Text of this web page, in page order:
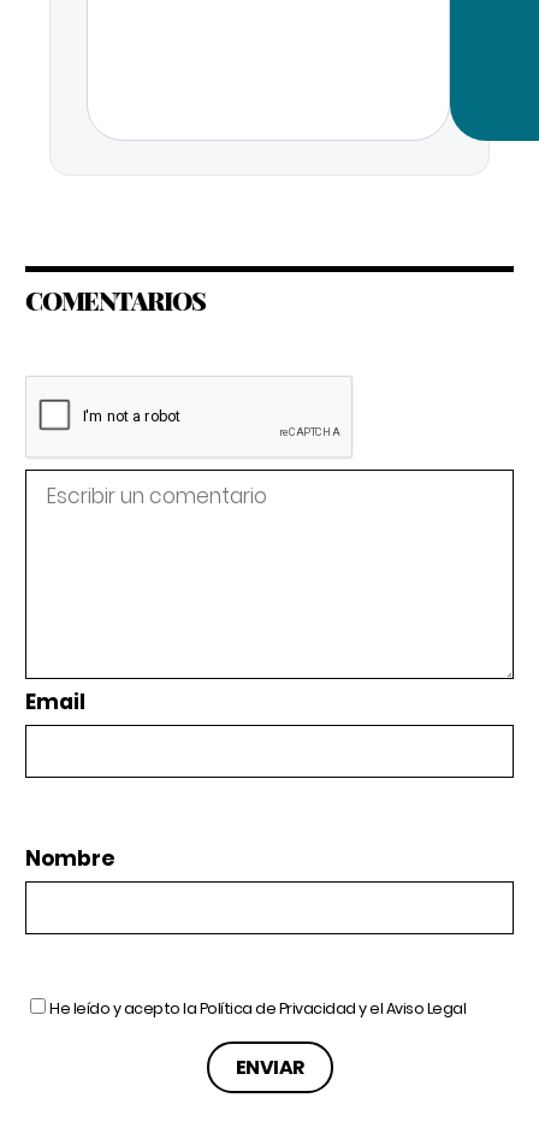
COMENTARIOS
Email
Nombre
He leído y acepto laPolítica de Privacidady elAviso Legal